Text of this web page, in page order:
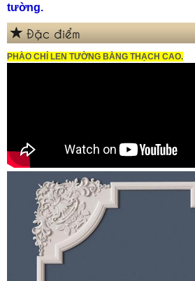
tường.
Đặc điểm
PHÀO CHỈ LEN TƯỜNG BẰNG THẠCH CAO.